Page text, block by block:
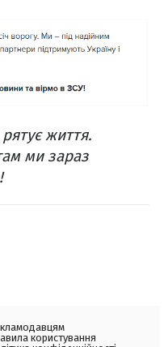
життя.
ми зараз
користування